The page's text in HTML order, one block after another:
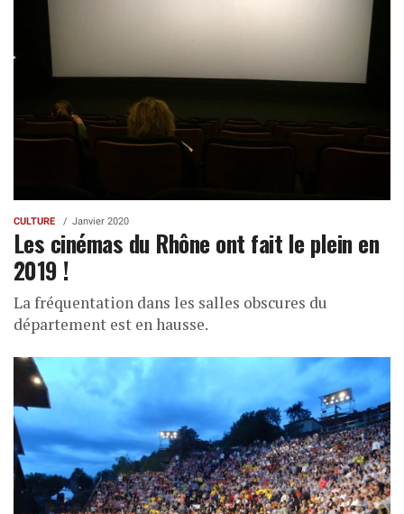
CULTURE Janvier 2020
Les cinémas du Rhône ont fait le plein en
2019 !
La fréquentation dans les salles obscures du
département est en hausse.